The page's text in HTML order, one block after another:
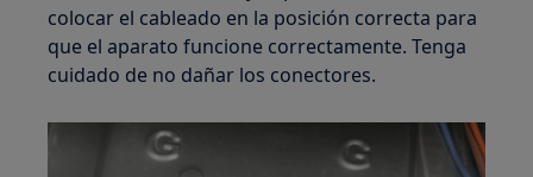
colocar el cableado en la posición correcta para
que el aparato funcione correctamente. Tenga
cuidado de no dañar los conectores.